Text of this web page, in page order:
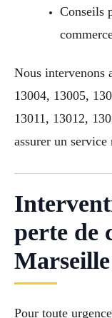
Conseils
Nous intervenons
13004, 13005,
13011, 13012,
assurer un
perte de
Pour toute